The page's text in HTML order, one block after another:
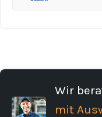
Wir
mit